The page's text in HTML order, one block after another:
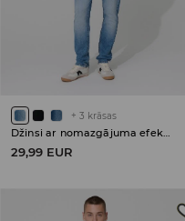
+ 3 krāsas
Džinsi ar nomazgājuma efektu slim
29,99 EUR